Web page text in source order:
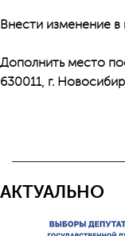
Внести изменение в
Дополнить место
630011, г.
АКТУАЛЬНО